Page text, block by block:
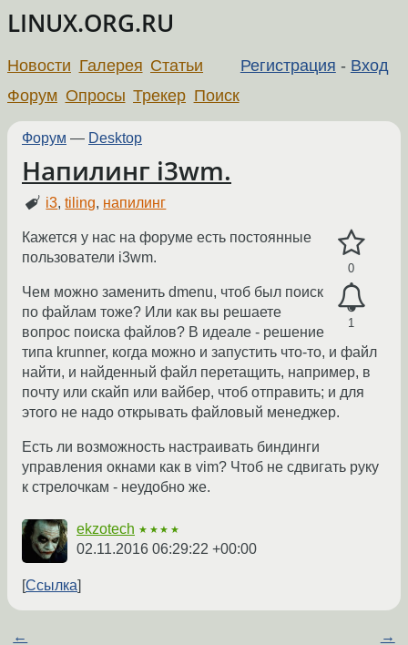
LINUX.ORG.RU
Регистрация - Вход
Новости Галерея Статьи
Форум Опросы Трекер Поиск
Форум — Desktop
Напилинг i3wm.
i3,tiling, напилинг
0
1
Кажется у нас на форуме есть постоянные
пользователи i3wm.
Чем можно заменить dmenu, чтоб был поиск
по файлам тоже? Или как вы решаете
вопрос поиска файлов? В идеале - решение
типа krunner, когда можно и запустить что-то, и файл
найти, и найденный файл перетащить, например, в
почту или скайп или вайбер, чтоб отправить; и для
этого не надо открывать файловый менеджер.
Есть ли возможность настраивать биндинги
управления окнами как в vim? Чтоб не сдвигать руку
к стрелочкам - неудобно же.
ekzotech ★★★★
02.11.2016 06:29:22 +00:00
Ссылка
← →